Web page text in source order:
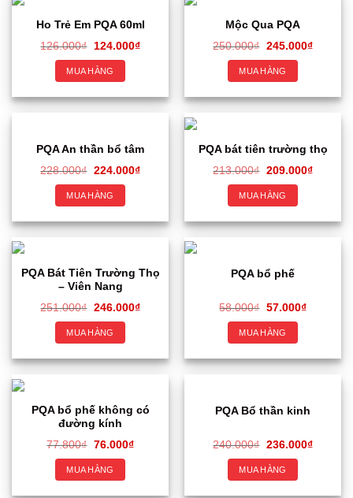
Ho Trẻ Em PQA 60ml
126.000₫ 124.000₫
MUA HÀNG
Mộc Qua PQA
250.000₫ 245.000₫
MUA HÀNG
PQA An thần bổ tâm
228.000₫ 224.000₫
MUA HÀNG
PQA bát tiên trường thọ
213.000₫ 209.000₫
MUA HÀNG
PQA Bát Tiên Trường Thọ
– Viên Nang
251.000₫ 246.000₫
MUA HÀNG
PQA bổ phế
58.000₫ 57.000₫
MUA HÀNG
PQA bổ phế không có
đường kính
77.800₫ 76.000₫
MUA HÀNG
PQA Bổ thần kinh
240.000₫ 236.000₫
MUA HÀNG